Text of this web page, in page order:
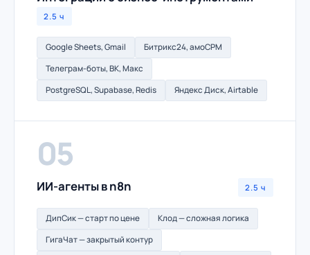
2.5 ч
Google Sheets, Gmail
Битрикс24, амоСРМ
Телеграм-боты, ВК, Макс
PostgreSQL, Supabase, Redis
Яндекс Диск, Airtable
05
ИИ-агенты в n8n 2.5 ч
ДипСик — старт по цене
Клод — сложная логика
ГигаЧат — закрытый контур